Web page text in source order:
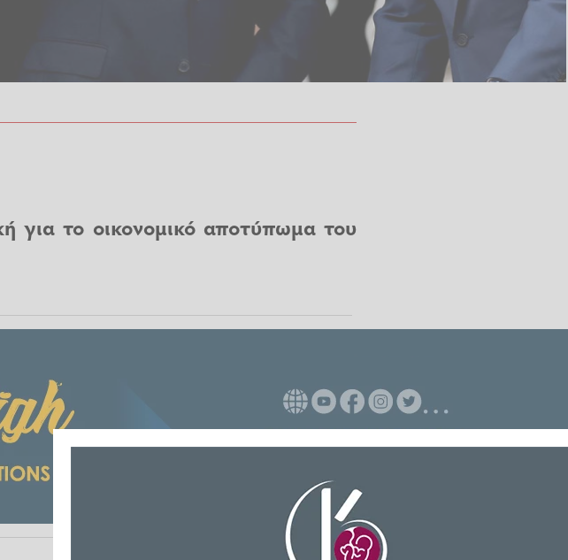
για το οικονομικό αποτύπωμα του